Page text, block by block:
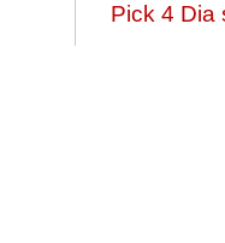
Pick 4 Dia